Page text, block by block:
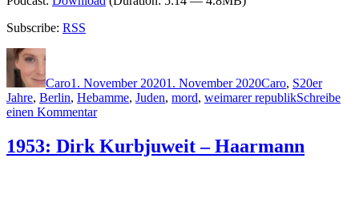
Subscribe: RSS
Autor
Caro1. November 20201. November 2020Caro, S20er
Jahre, Berlin, Hebamme, Juden, mord, weimarer republikSchreibe
einen Kommentarzu
Anne
Stern
1953: Dirk Kurbjuweit – Haarmann